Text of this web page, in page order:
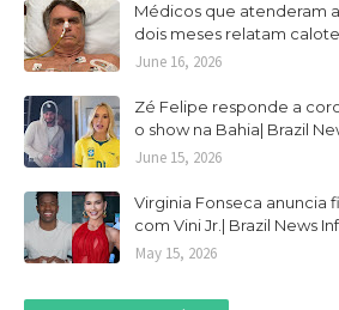
Médicos que atenderam
dois meses relatam
June 16, 2026
Zé Felipe responde a
o show na Bahia| Brazil
June 15, 2026
Virginia Fonseca anuncia
com Vini Jr.| Brazil News
May 15, 2026